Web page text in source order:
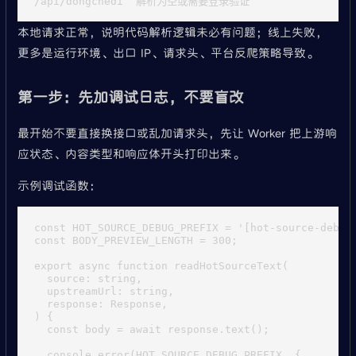
本地请求正常，说明代码解析逻辑未必有问题；线上失败，
更多是运行环境、出口 IP、请求头、平台反爬策略导致。
第一步：先加调试日志，不要盲改
最开始不要直接换接口或乱加请求头，先让 Worker 把上游响
应状态、内容类型和响应体开头打印出来。
示例调试函数：
const HOT_SOURCE_DEBUG_PREFIX = '[hot-source-
const BODY_PREVIEW_LENGTH = 300;
export async function readHotSourceText(
  source: string,
  upstreamUrl: string,
  response: Response,
) {
  const body = await response.text();